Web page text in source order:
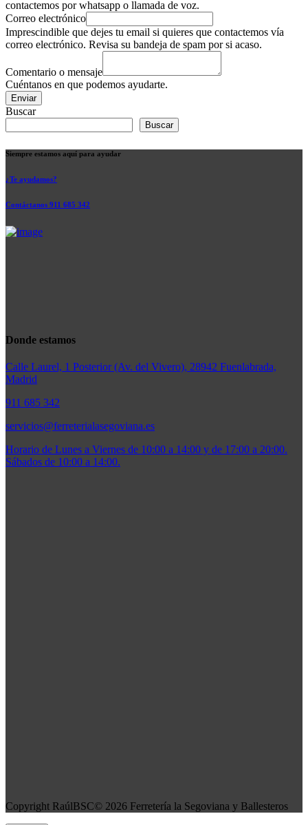
contactemos por whatsapp o llamada de voz.
Correo electrónico
Imprescindible que dejes tu email si quieres que contactemos vía
correo electrónico. Revisa su bandeja de spam por si acaso.
Comentario o mensaje
Cuéntanos en que podemos ayudarte.
Enviar
Buscar
Buscar
Siempre estamos aquí para ayudar
¿Te ayudamos?
Contáctanos 911 685 342
Donde estamos
Calle Laurel, 1 Posterior (Av. del Vivero), 28942 Fuenlabrada,
Madrid
911 685 342
servicios@ferreterialasegoviana.es
Horario de Lunes a Viernes de 10:00 a 14:00 y de 17:00 a 20:00.
Sábados de 10:00 a 14:00.
Copyright RaúlBSC© 2026 Ferretería la Segoviana y Ballesteros